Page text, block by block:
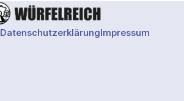
DatenschutzerklärungImpressum